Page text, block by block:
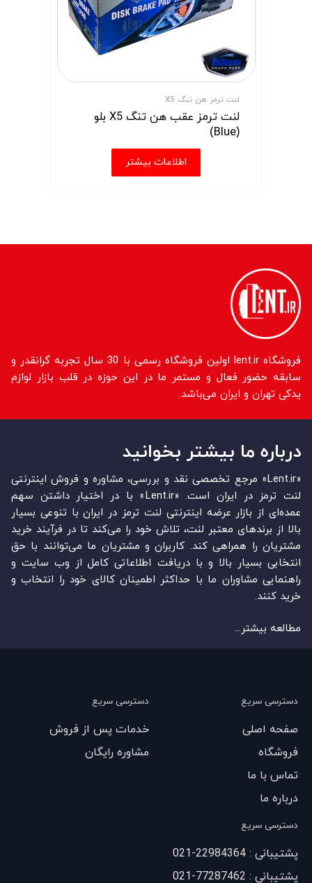
لنت ترمز هن تنگ X5
لنت ترمز عقب هن تنگ X5 بلو
(Blue)
اطلاعات بیشتر
فروشگاه lent.ir اولین فروشگاه رسمی با 30 سال تجربه گرانقدر و
سابقه حضور فعال و مستمر ما در این حوزه در قلب بازار لوازم
یدکی تهران و ایران می‌باشد.
درباره ما بیشتر بخوانید
«Lent.ir» مرجع تخصصی نقد و بررسی، مشاوره و فروش اینترنتی
لنت ترمز در ایران است. «Lent.ir» با در اختیار داشتن سهم
عمده‏‌ای از بازار عرضه اینترنتی لنت ترمز در ایران با تنوعی بسیار
بالا از برندهای معتبر لنت، تلاش خود را می‌‏‏کند تا در فرآیند خرید
مشتریان را همراهی کند. کاربران و مشتریان ما می‏‏‌توانند با حق
انتخابی بسیار بالا و با دریافت اطلاعاتی کامل از وب سایت و
راهنمایی مشاوران ما با حداکثر اطمینان کالای خود را انتخاب و
خرید کنند.
مطالعه بیشتر...
دسترسی سریع
صفحه اصلی
فروشگاه
تماس با ما
درباره ما
دسترسی سریع
خدمات پس از فروش
مشاوره رایگان
دسترسی سریع
پشتیبانی : 22984364-021
پشتیبانی : 77287462-021